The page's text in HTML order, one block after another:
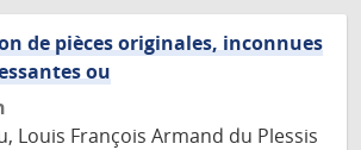
de pièces originales, inconnues
ou
Louis François Armand du Plessis